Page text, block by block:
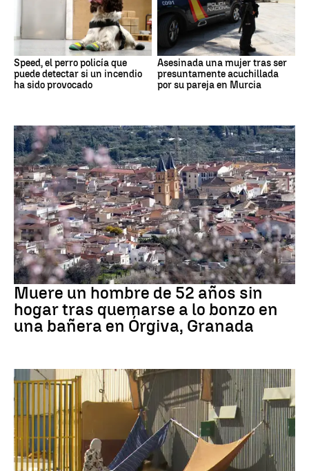
Speed, el perro policía que
puede detectar si un incendio
ha sido provocado
Asesinada una mujer tras ser
presuntamente acuchillada
por su pareja en Murcia
andalucía
Muere un hombre de 52 años sin
hogar tras quemarse a lo bonzo en
una bañera en Órgiva, Granada